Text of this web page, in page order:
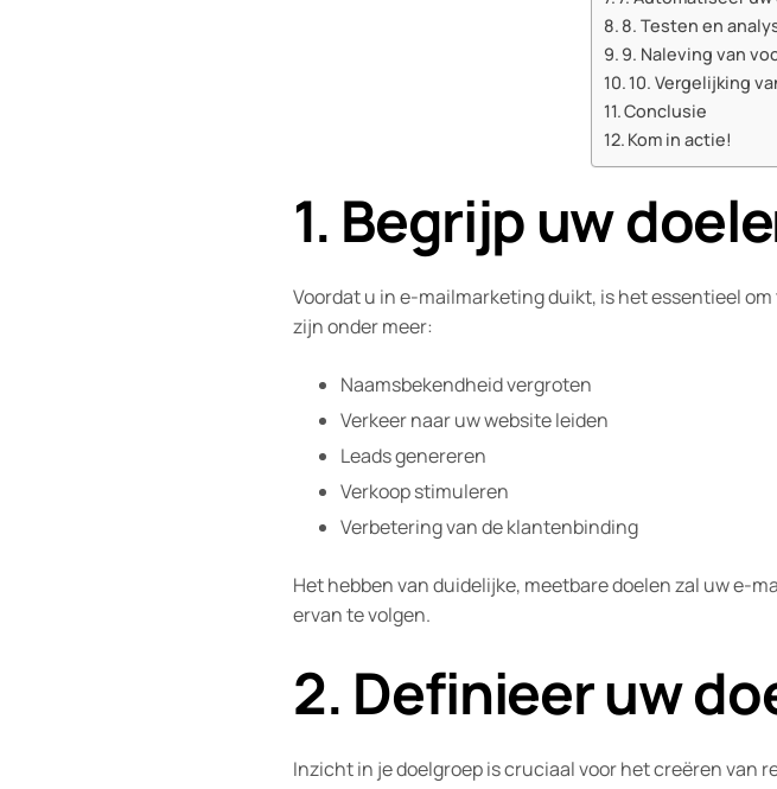
8. Testen en
9. Naleving van
10. Vergelijking
Conclusie
Kom in actie!
1. Begrijp uw
Voordat u in e-mailmarketing duikt, is het essentieel
zijn onder meer:
Naamsbekendheid vergroten
Verkeer naar uw website leiden
Leads genereren
Verkoop stimuleren
Verbetering van de klantenbinding
Het hebben van duidelijke, meetbare doelen zal uw
ervan te volgen.
2. Definieer uw
Inzicht in je doelgroep is cruciaal voor het creëren van